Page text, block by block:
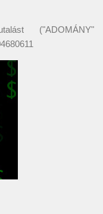
("ADOMÁNY"